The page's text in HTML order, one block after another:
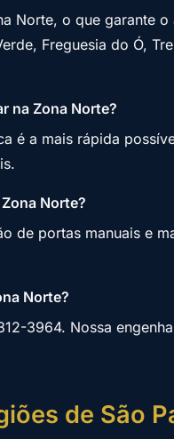
Norte, o que garante o
Freguesia do Ó,
na Zona Norte?
é a mais rápida
Norte?
de portas manuais e
Norte?
3964. Nossa
de São